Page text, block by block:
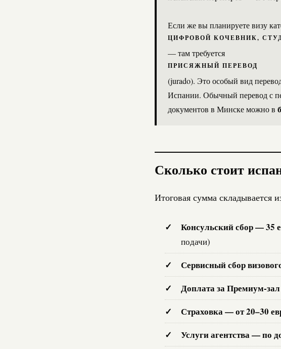
Если же вы планируете визу
ЦИФРОВОЙ КОЧЕВНИК,
— там требуется
ПРИСЯЖНЫЙ ПЕРЕВОД
(jurado). Это особый вид
Испании. Обычный перевод с
документов в Минске можно в
Сколько стоит
Итоговая сумма складывается
Консульский сбор — 35
подачи)
Сервисный сбор
Доплата за Премиум-
Страховка — от 20–30
Услуги агентства — по